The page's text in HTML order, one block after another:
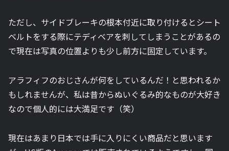
ただし、サイドブレーキの根本付近に取り付けるとシート
ベルトをする際にテディベアを刺してしまうことがあるの
で現在は写真の位置よりも少し前方に固定しています。
アラフィフのおじさんが何をしているんだ！と思われるか
もしれませんが、私は昔からぬいぐるみ的なものが大好き
なので個人的には大満足です（笑）
現在はあまり日本では手に入りにくい商品だと思います